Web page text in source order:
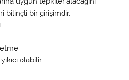
bilinçli bir girişimdir.
olabilir